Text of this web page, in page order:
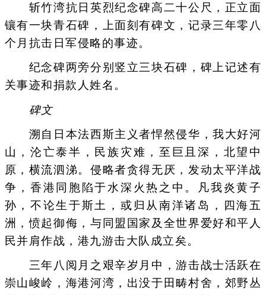
斩竹湾抗日英烈纪念碑高二十公尺，正立面
镶有一块青石碑，上面刻有碑文，记录三年零八
个月抗击日军侵略的事迹。
纪念碑两旁分别竖立三块石碑，碑上记述有
关事迹和捐款人姓名。
碑文
溯自日本法西斯主义者悍然侵华，我大好河
山，沦亡泰半，民族灾难，至巨且深，北望中
原，横流泗涕。侵略者贪得无厌，发动太平洋战
争，香港同胞陷于水深火热之中。凡我炎黄子
孙，不论生于斯土，或归从南洋诸岛，四海五
洲，愤起御侮，与同盟国家及全世界爱好和平人
民并肩作战，港九游击大队成立矣。
三年八阅月之艰辛岁月中，游击战士活跃在
崇山峻岭，海港河湾，出没于田畴村舍，郊野丛